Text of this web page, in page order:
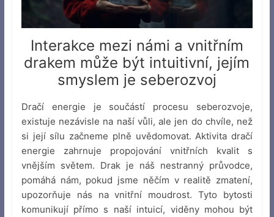
Interakce mezi námi a vnitřním
drakem může být intuitivní, jejím
smyslem je seberozvoj
Dračí energie je součástí procesu seberozvoje,
existuje nezávisle na naší vůli, ale jen do chvíle, než
si její sílu začneme plně uvědomovat. Aktivita dračí
energie zahrnuje propojování vnitřních kvalit s
vnějším světem. Drak je náš nestranný průvodce,
pomáhá nám, pokud jsme něčím v realitě zmatení,
upozorňuje nás na vnitřní moudrost. Tyto bytosti
komunikují přímo s naší intuicí, viděny mohou být